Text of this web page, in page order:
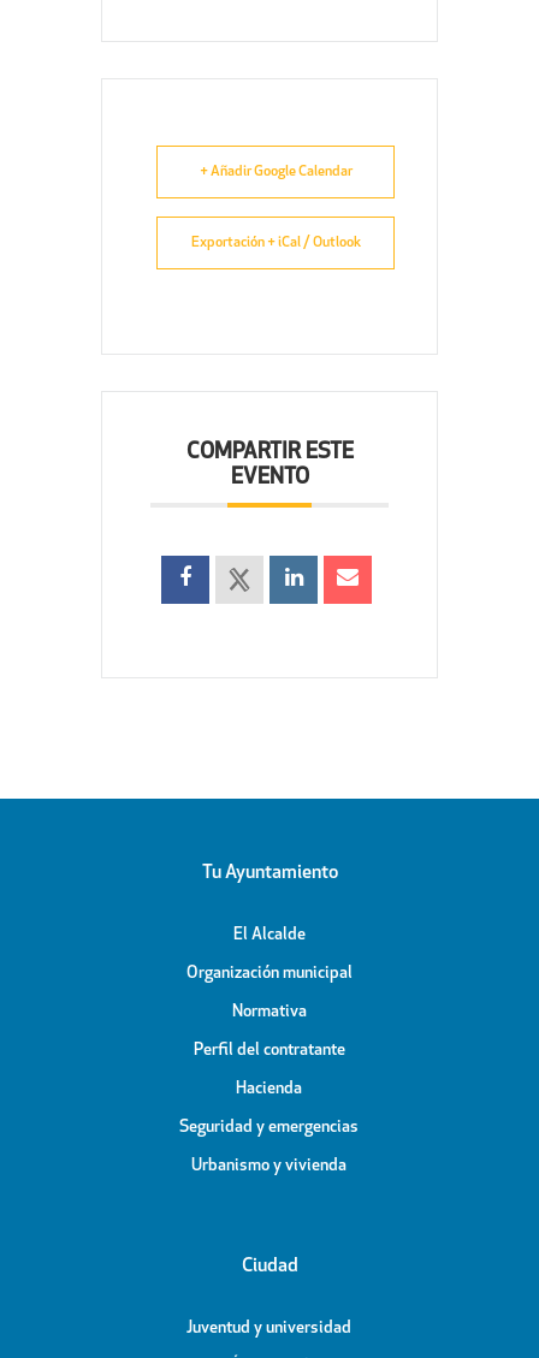
+ Añadir Google Calendar
Exportación + iCal / Outlook
COMPARTIR ESTE
EVENTO
Tu Ayuntamiento
El Alcalde
Organización municipal
Normativa
Perfil del contratante
Hacienda
Seguridad y emergencias
Urbanismo y vivienda
Ciudad
Juventud y universidad